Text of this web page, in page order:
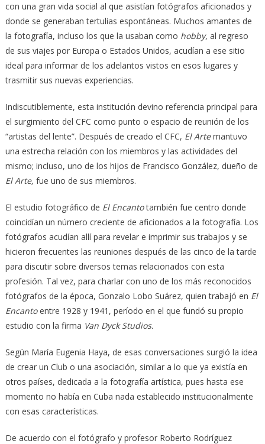
con una gran vida social al que asistían fotógrafos aficionados y
donde se generaban tertulias espontáneas. Muchos amantes de
la fotografía, incluso los que la usaban como hobby, al regreso
de sus viajes por Europa o Estados Unidos, acudían a ese sitio
ideal para informar de los adelantos vistos en esos lugares y
trasmitir sus nuevas experiencias.
Indiscutiblemente, esta institución devino referencia principal para
el surgimiento del CFC como punto o espacio de reunión de los
“artistas del lente”. Después de creado el CFC, El Artemantuvo
una estrecha relación con los miembros y las actividades del
mismo; incluso, uno de los hijos de Francisco González, dueño de
El Arte, fue uno de sus miembros.
El estudio fotográfico de El Encantotambién fue centro donde
coincidían un número creciente de aficionados a la fotografía. Los
fotógrafos acudían allí para revelar e imprimir sus trabajos y se
hicieron frecuentes las reuniones después de las cinco de la tarde
para discutir sobre diversos temas relacionados con esta
profesión. Tal vez, para charlar con uno de los más reconocidos
fotógrafos de la época, Gonzalo Lobo Suárez, quien trabajó en El
Encantoentre 1928 y 1941, período en el que fundó su propio
estudio con la firma Van Dyck Studios.
Según María Eugenia Haya, de esas conversaciones surgió la idea
de crear un Club o una asociación, similar a lo que ya existía en
otros países, dedicada a la fotografía artística, pues hasta ese
momento no había en Cuba nada establecido institucionalmente
con esas características.
De acuerdo con el fotógrafo y profesor Roberto Rodríguez